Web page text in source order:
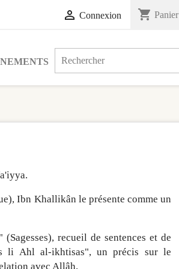
 Connexion shopping_cart Panier
Ibn Khallikân le présente comme un
recueil de sentences et de
li Ahl al-ikhtisas", un précis sur le
avec Allâh.